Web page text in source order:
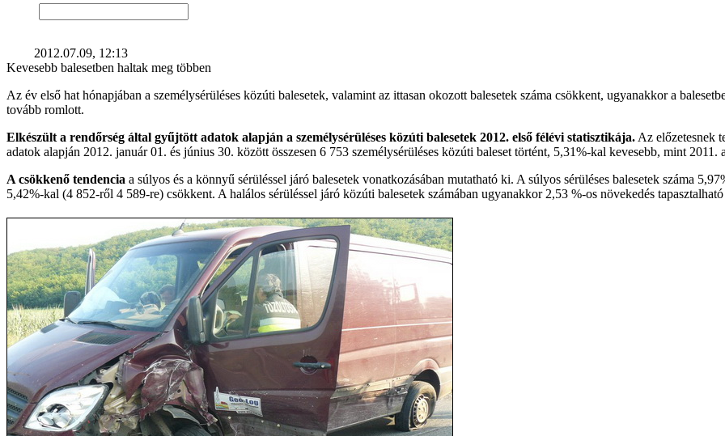
2012.07.09, 12:13
Kevesebb balesetben haltak meg többen
Az év első hat hónapjában a személysérüléses közúti balesetek, valamint az ittasan okozott balesetek száma csökkent, ugyanakkor a
tovább romlott.
Elkészült a rendőrség által gyűjtött adatok alapján a személysérüléses közúti balesetek 2012. első félévi statisztikája. Az előzetesnek
adatok alapján 2012. január 01. és június 30. között összesen 6 753 személysérüléses közúti baleset történt, 5,31%-kal kevesebb, mint
A csökkenő tendencia a súlyos és a könnyű sérüléssel járó balesetek vonatkozásában mutatható ki. A súlyos sérüléses balesetek száma
5,42%-kal (4 852-ről 4 589-re) csökkent. A halálos sérüléssel járó közúti balesetek számában ugyanakkor 2,53 %-os növekedés